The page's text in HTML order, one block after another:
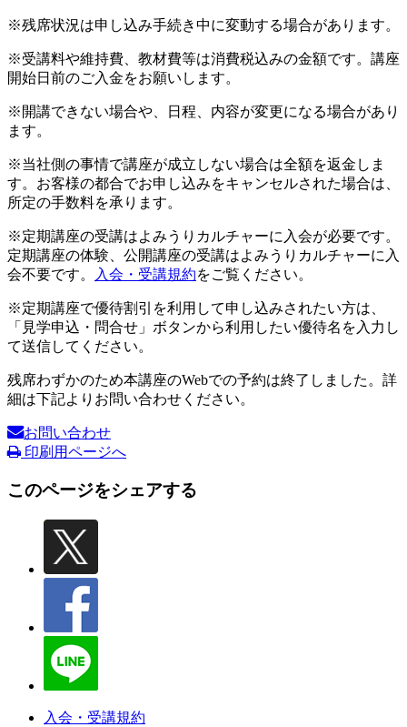
※残席状況は申し込み手続き中に変動する場合があります。
※受講料や維持費、教材費等は消費税込みの金額です。講座
開始日前のご入金をお願いします。
※開講できない場合や、日程、内容が変更になる場合があり
ます。
※当社側の事情で講座が成立しない場合は全額を返金しま
す。お客様の都合でお申し込みをキャンセルされた場合は、
所定の手数料を承ります。
※定期講座の受講はよみうりカルチャーに入会が必要です。
定期講座の体験、公開講座の受講はよみうりカルチャーに入
会不要です。
入会・受講規約をご覧ください。
※定期講座で優待割引を利用して申し込みされたい方は、
「見学申込・問合せ」ボタンから利用したい優待名を入力し
て送信してください。
残席わずかのため本講座のWebでの予約は終了しました。詳
細は下記よりお問い合わせください。
お問い合わせ
印刷用ページへ
このページをシェアする
入会・受講規約